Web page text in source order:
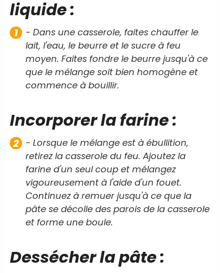
liquide :
- Dans une casserole, faites chauffer le
lait, l'eau, le beurre et le sucre à feu
moyen. Faites fondre le beurre jusqu'à ce
que le mélange soit bien homogène et
commence à bouillir.
Incorporer la farine :
- Lorsque le mélange est à ébullition,
retirez la casserole du feu. Ajoutez la
farine d'un seul coup et mélangez
vigoureusement à l'aide d'un fouet.
Continuez à remuer jusqu'à ce que la
pâte se décolle des parois de la casserole
et forme une boule.
Dessécher la pâte :